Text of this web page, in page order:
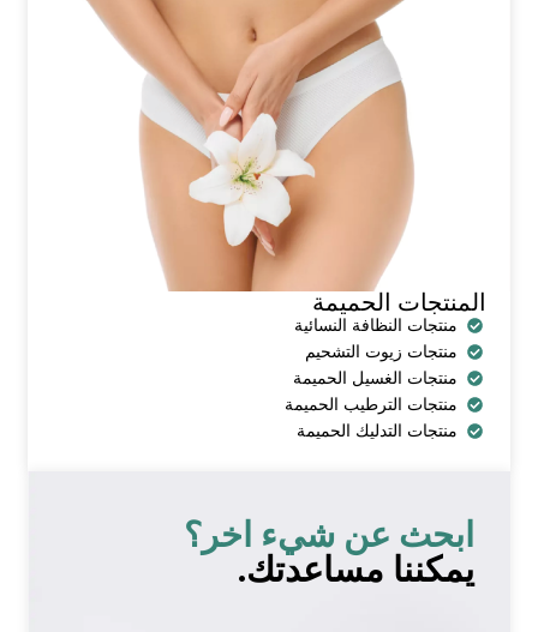
المنتجات الحميمة
منتجات النظافة النسائية
منتجات زيوت التشحيم
منتجات الغسيل الحميمة
منتجات الترطيب الحميمة
منتجات التدليك الحميمة
ابحث عن شيء اخر؟
يمكننا مساعدتك.